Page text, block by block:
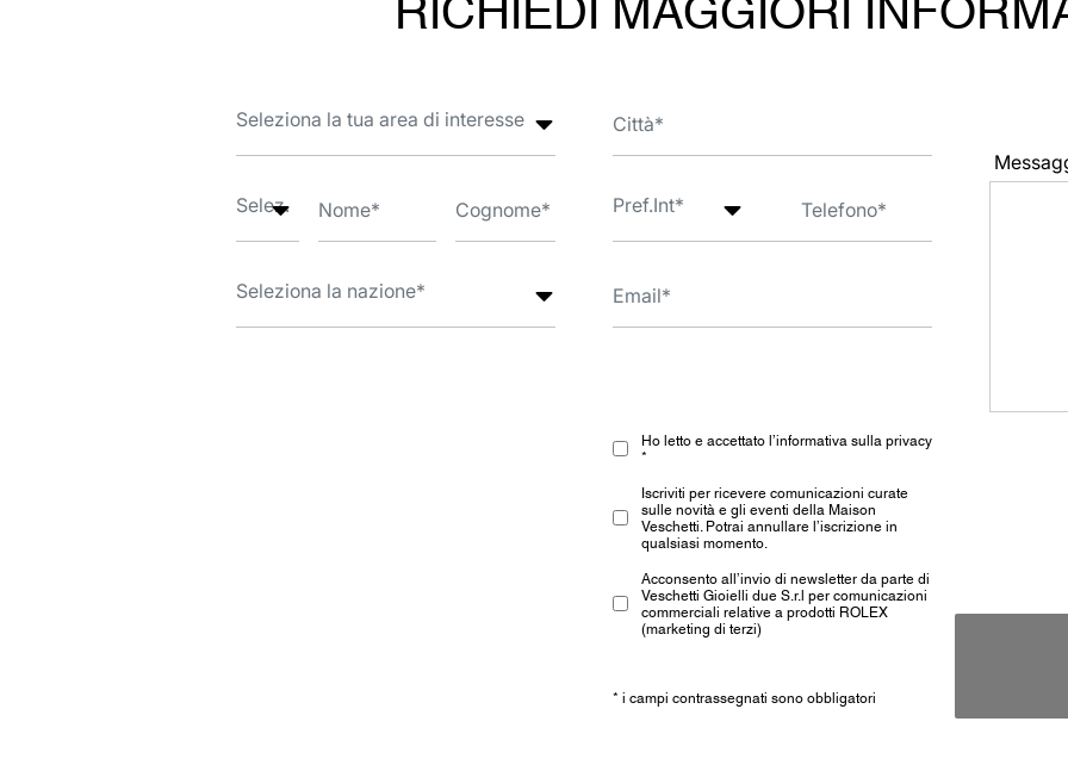
Ho letto e accettato l’informativa sulla privacy
*
Iscriviti per ricevere comunicazioni curate
sulle novità e gli eventi della Maison
Veschetti. Potrai annullare l’iscrizione in
qualsiasi momento.
Acconsento all’invio di newsletter da parte di
Veschetti Gioielli due S.r.l per comunicazioni
commerciali relative a prodotti ROLEX
(marketing di terzi)
* i campi contrassegnati sono obbligatori